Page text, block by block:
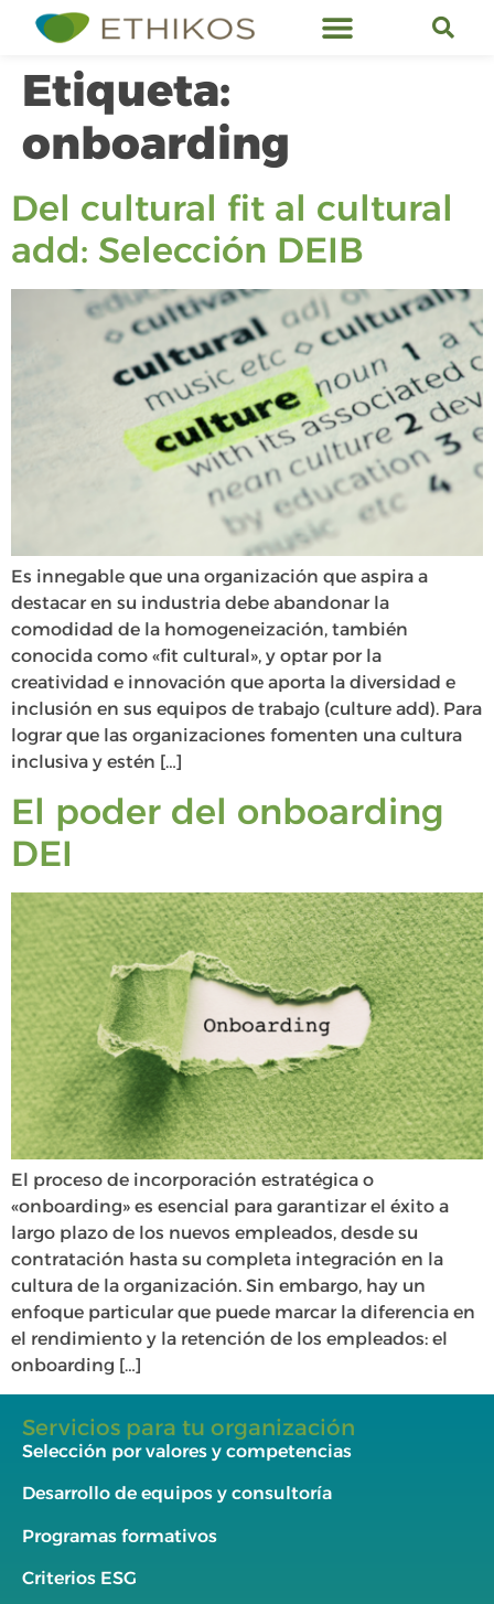
Etiqueta:
onboarding
Del cultural fit al cultural
add: Selección DEIB
Es innegable que una organización que aspira a
destacar en su industria debe abandonar la
comodidad de la homogeneización, también
conocida como «fit cultural», y optar por la
creatividad e innovación que aporta la diversidad e
inclusión en sus equipos de trabajo (culture add). Para
lograr que las organizaciones fomenten una cultura
inclusiva y estén […]
El poder del onboarding
DEI
El proceso de incorporación estratégica o
«onboarding» es esencial para garantizar el éxito a
largo plazo de los nuevos empleados, desde su
contratación hasta su completa integración en la
cultura de la organización. Sin embargo, hay un
enfoque particular que puede marcar la diferencia en
el rendimiento y la retención de los empleados: el
onboarding […]
Servicios para tu organización
Selección por valores y competencias
Desarrollo de equipos y consultoría
Programas formativos
Criterios ESG